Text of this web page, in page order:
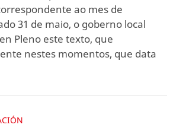
ao mes de
31 de maio, o goberno local
Pleno este texto, que
nestes momentos, que data